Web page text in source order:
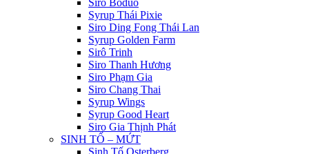
Syrup Thái Pixie
Siro Ding Fong Thái Lan
Syrup Golden Farm
Sirô Trinh
Siro Thanh Hương
Siro Phạm Gia
Siro Chang Thai
Syrup Wings
Syrup Good Heart
Siro Gia Thịnh Phát
SINH TỐ – MỨT
Sinh Tố Osterberg